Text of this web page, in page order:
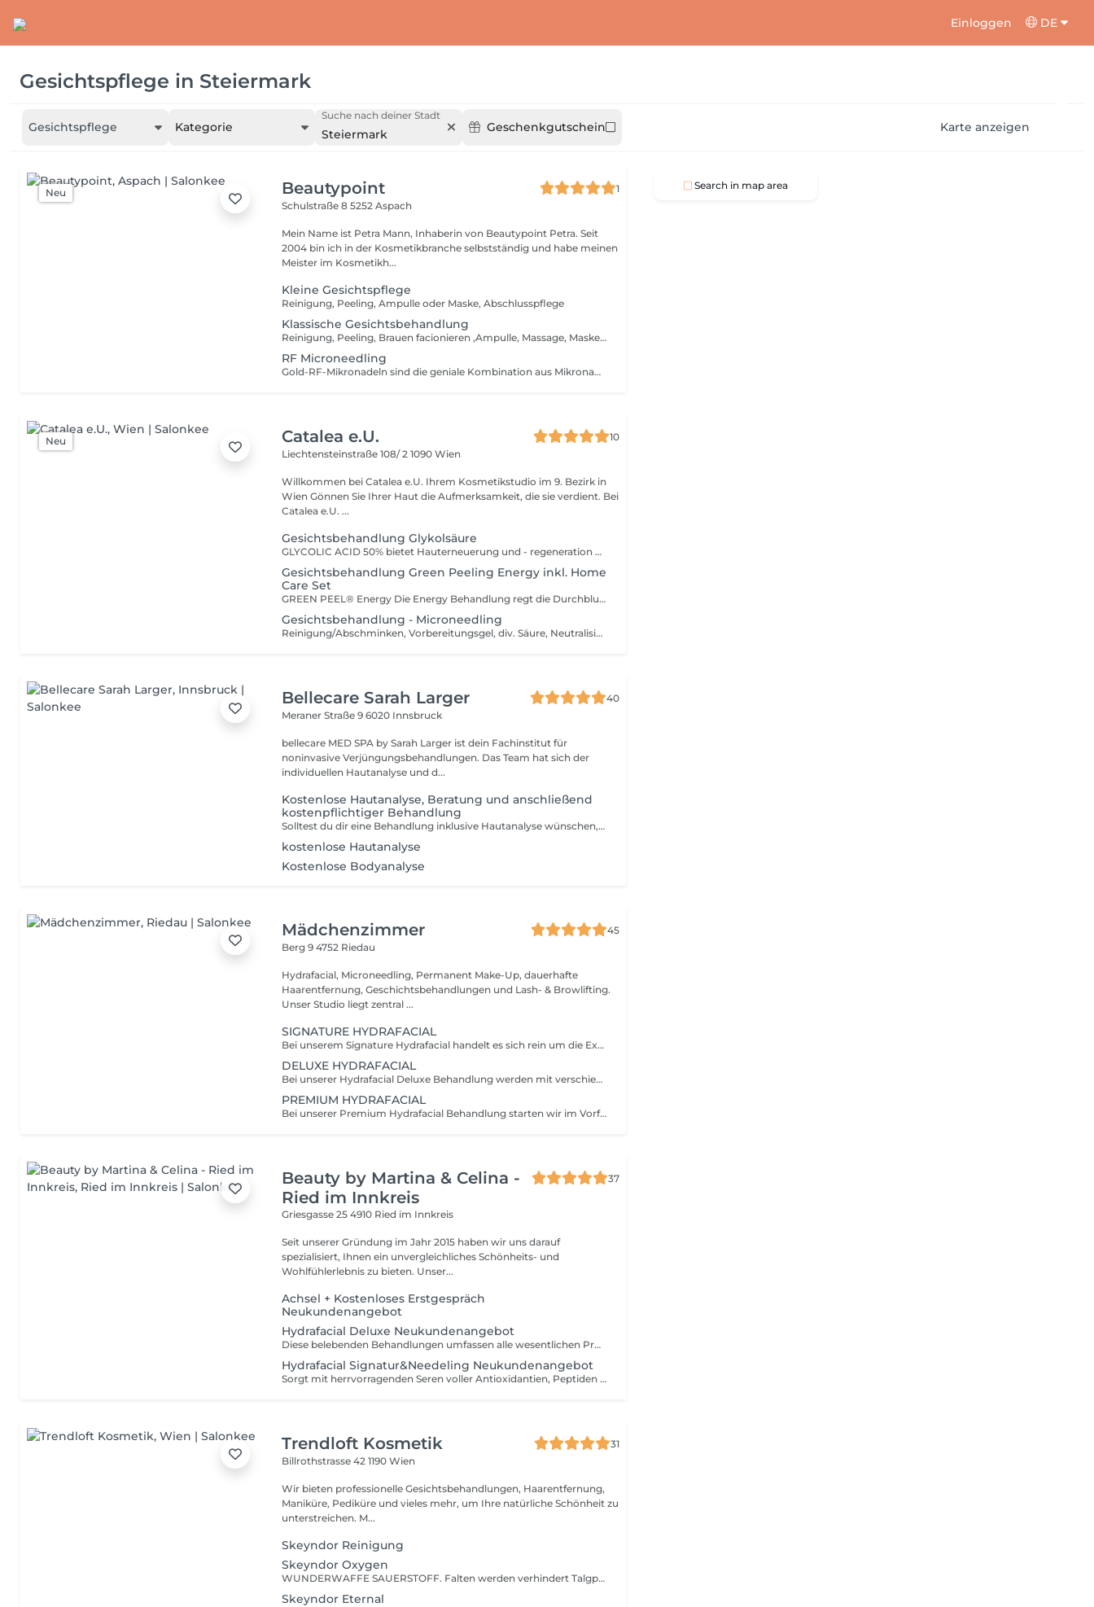
Einloggen DE
Gesichtspflege in Steiermark
Gesichtspflege Kategorie
Suche nach deiner Stadt
Steiermark Geschenkgutschein Karte anzeigen
Neu Beautypoint
1
Schulstraße 85252 Aspach
Mein Name ist Petra Mann, Inhaberin von Beautypoint Petra. Seit
2004 bin ich in der Kosmetikbranche selbstständig und habe meinen
Meister im Kosmetikh...
Kleine Gesichtspflege
Reinigung, Peeling, Ampulle oder Maske, Abschlusspflege
Klassische Gesichtsbehandlung
Reinigung, Peeling, Brauen facionieren ,Ampulle, Massage, Maske, Abschlusspflege
RF Microneedling
Gold-RF-Mikronadeln sind die geniale Kombination aus Mikronadeln und Radiofrequenz. Zur Hautverjüngung, Poren verfeinern, bei Aknenarben, Pigmentstörungen
Neu Catalea e.U.
10
Liechtensteinstraße 108/ 21090 Wien
Willkommen bei Catalea e.U. Ihrem Kosmetikstudio im 9. Bezirk in
Wien Gönnen Sie Ihrer Haut die Aufmerksamkeit, die sie verdient. Bei
Catalea e.U. ...
Gesichtsbehandlung Glykolsäure
GLYCOLIC ACID 50% bietet Hauterneuerung und - regeneration und reduziert gleichzeitig das Auftreten von feinen Linien und Verfärbungen. Glykolsäure ist eine Alpha-Hydroxysäure, die aus Zuckerrohr gewonnen wird und zu den bekanntesten Anti-Aging-Wirkstoffe gehört. Die kleine molekulare Struktur es hat das kleinste Molekül aller Alpha-Hydroxysäuren ermöglicht das Eindringen in Hautzellen. Glykolsäure spaltet die Bindungen zwischen Keratinozyten auf der Hornschicht und schwächt die Bindungseigenschaften der Lipide, die die abgestorbenen Hautzellen zurückhalten. Dies führt zu einem sofortigen und intensiven Peeling der Hornschicht und gleichzeitiger Zellregeneration. Die systematische Anwendung hoher Konzentrationen von Glykolsäure interagiert mit den Fibroblasten Rezeptoren und stimuliert so die Produktion von interzellulärem Material (Kollagen, Elastin, Hyaluronsäure) erheblich. Die Haut wird somit verjüngt und regeneriert. Wir empfehlen diese Gesichtsbehandlung von NOVEMBER - APRIL zu machen.
Gesichtsbehandlung Green Peeling Energy inkl. Home
Care Set
GREEN PEEL® Energy Die Energy Behandlung regt die Durchblutung, die Sauerstoffversorgung sowie den Stoffwechsel der Zellen an und führt zu einer natürlichen Verbesserung des Hautbildes ohne Schälprozess. Die Haut erhält spürbar mehr Energie, altersbedingte Hauterscheinungen werden gemildert. Diese Methode wird angewendet bei: Falten & Anti-Aging, Unreinheiten und Pigmentstörungen
Gesichtsbehandlung - Microneedling
Reinigung/Abschminken, Vorbereitungsgel, div. Säure, Neutralisierungsgel, Microneedling mit div. Essenzen, Bio Cellulose Maske, Abschlusspflege -Bei der Microneedling Gesichtsbehandlung wird mit einer Säure die Haut behandelt, das führt zur Zellerneuerung und macht die Haut anfälliger für UV - Schäden, wie Sonnenbrand und Pigmentflecken. Anschließend wird ein Microneedling durchgeführt, dass kann durch eine erhöhte Sonneneinstrahlung zu Pigmentstörungen führen, es kann in der warmen Jahreszeit durch das Schwitzen der Haut auch zu Infektionen und einem verzögerten Heilungsprozess der Haut führen. Darum empfehlen wir die Microneedling Gesichtsbehandlung von APRIL- OKTOBER NICHT ZU MACHEN! Wir empfehlen die Microneedling Gesichtsbehandlung von NOVEMBER - MÄRZ zu machen.
Bellecare Sarah Larger
40
Meraner Straße 96020 Innsbruck
bellecare MED SPA by Sarah Larger ist dein Fachinstitut für
noninvasive Verjüngungsbehandlungen. Das Team hat sich der
individuellen Hautanalyse und d...
Kostenlose Hautanalyse, Beratung und anschließend
kostenpflichtiger Behandlung
Solltest du dir eine Behandlung inklusive Hautanalyse wünschen, setze den Haken bei Hautanalyse & deiner Wunschbehandlung. Deine Haut wird mit unserem innovativen Hautscanner einer individuellen Analyse unterzogen, sodass wir dir gezielt Behandlungen und die passenden Produkte empfehlen können.
kostenlose Hautanalyse
Kostenlose Bodyanalyse
Mädchenzimmer
45
Berg 94752 Riedau
Hydrafacial, Microneedling, Permanent Make-Up, dauerhafte
Haarentfernung, Geschichtsbehandlungen und Lash- & Browlifting.
Unser Studio liegt zentral ...
SIGNATURE HYDRAFACIAL
Bei unserem Signature Hydrafacial handelt es sich rein um die Exfolierung der Haut! Mehrere Verschiedene Fruchtsäuren lösen abgestorbene Hautschüppchen und särkere Verhornungen. Ein pflegendes Serum je nach Hautbedürfnis und eine leichte Abschlusspflege für die Haut.
DELUXE HYDRAFACIAL
Bei unserer Hydrafacial Deluxe Behandlung werden mit verschiedenen Fruchtsäuren abgestorbene Hautschüppchen und stärkere Verhornungen gelöst. Porentiefe Spülung der Haut sowie die optimale Wirkstoffversorgung für das individuelle Hautbedürfnis werden hier abgestimmt ! LED Lichttherapie aktiviert unsere Wirkstoffbooster in tieferen Hautschichten. Zum Abschluss kommt hier eine Antioxidative Feiuhtigkeitsmaske gepaart mit unseren Eiskugeln zum Einsatz !
PREMIUM HYDRAFACIAL
Bei unserer Premium Hydrafacial Behandlung starten wir im Vorfeld mit einer Lymphdrainage im Gesicht Hals und Dekolleté um Zelllast und gestaute Wassereinlagerungen und Bakterien abzuleiten danach werden mit verschiedenen Fruchtsäuren abgestorbene Hautschüppchen und stärkere Verhornungen gelöst! Die Haut wird danach Porentief gespült und manuell gereinigt. Danach kommen Hochwertige Wirkstoffe zum Einsatz und werden mit der LED Lichttherapie aktiviert zum Schluss kommt noch unsere Antioxidative Feuchtigkeitsmaske gepaart mit Eiskugeln.
Beauty by Martina & Celina -
Ried im Innkreis
37
Griesgasse 254910 Ried im Innkreis
Seit unserer Gründung im Jahr 2015 haben wir uns darauf
spezialisiert, Ihnen ein unvergleichliches Schönheits- und
Wohlfühlerlebnis zu bieten. Unser...
Achsel + Kostenloses Erstgespräch
Neukundenangebot
Hydrafacial Deluxe Neukundenangebot
Diese belebenden Behandlungen umfassen alle wesentlichen Produkte der Signature HydraFacial Behandlungen und beheben spezielle Hautprobleme mit Hilfe eines Hautabgestimmten Boosters. inkl. Kosmetik der Marke IC Clinical + LED-Lichttherapie
Hydrafacial Signatur&Needeling Neukundenangebot
Sorgt mit herrvorragenden Seren voller Antioxidantien, Peptiden und Hyaluronsäure für eine nachhaltige Reinigung, Peeling, Abtragung und Feuchtigkeitsversorgung der Haut. inkl. Kosmetik Produkte der Marke IS Clinical Microneedling besonders für Aknenarben, Pigmentflecken, Dehnungsstreifen, Falten und Linien - Anti Aging!
Trendloft Kosmetik
31
Billrothstrasse 421190 Wien
Wir bieten professionelle Gesichtsbehandlungen, Haarentfernung,
Maniküre, Pediküre und vieles mehr, um Ihre natürliche Schönheit zu
unterstreichen. M...
Skeyndor Reinigung
Skeyndor Oxygen
WUNDERWAFFE SAUERSTOFF. Falten werden verhindert Talgproduktion und Feuchtigkeitshaushalt werden reguliert Rötungen werden verhindert Stärkende Behandlung Reiner Sauerstoff und andere Wirkstoffe werden völlig schmerzfrei in die tiefen Lagen der Haut transportiert. In diesen tiefen Schichten regen die Wirkstoffe die Zellerneuerung und die Zellteilung an. Ganz ohne Nebenwirkungen, Nadeln oder gar Schmerzen. Der entstehende Unterdruck und die stimulierende Kraft des Sauerstoffs transportieren die Wirkstoffe in die entsprechenden Hautschichten. Ergebnis: sofort sichtbare Resultate Bei dieser Behandlung wird Haut regeneriert und genährt. Collagen Die Kombination von Unterdruck - Sauerstoff und das Collagen Serum stimuliert die Regeneration neuer Zellen und regt die Elastin- sowie Kollagen-Produktion an. Feine Linien und Falten verschwinden und Ihre Haut fühlt sich jünger, praller, straffer und frisch an! Die Sauerstoffbehandlung, die wir anbieten, eignet sich für alle Hauttypen, sofern die Haut gesund ist. Wie häufig soll die Oxygen-Sauerstoff Behandlung angewendet werden? Auch bei Oxygen-Sauerstoff Behandlungen gilt, dass durch Regelmässigkeit die besten Erfolge erzielt werden. Es empfiehlt sich eine wöchentliche Kur mit fünf Behandlungen.
Skeyndor Eternal
Search in map area